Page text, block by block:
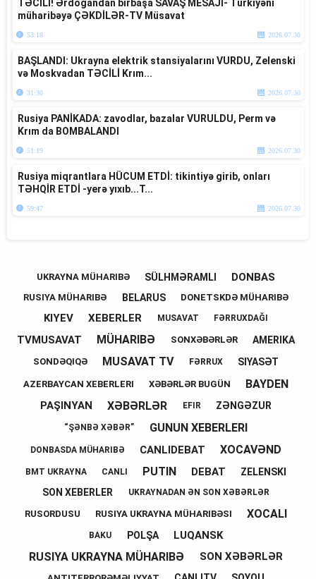
TƏCİLİ! Ərdoğandan birbaşa SAVAŞ MESAJI- Türkiyəni
müharibəyə ÇƏKDİLƏR-TV Müsavat
53:18 2026.07.30
BAŞLANDI: Ukrayna elektrik stansiyalarını VURDU, Zelenski
və Moskvadan TƏCİLİ Krım...
31:30 2026.07.30
Rusiya PANİKADA: zavodlar, bazalar VURULDU, Perm və
Krım da BOMBALANDI
51:19 2026.07.30
Rusiya miqrantlara HÜCUM ETDİ: tikintiyə girib, onları
TƏHQİR ETDİ -yerə yıxıb...T...
59:47 2026.07.30
UKRAYNA MÜHARIBƏ SÜLHMƏRAMLI DONBAS
RUSIYA MÜHARIBƏ BELARUS DONETSKDƏ MÜHARIBƏ
KIYEV XEBERLER MUSAVAT FƏRRUXDAĞI
TVMUSAVAT MÜHARIBƏ SONXƏBƏRLƏR AMERIKA
SONDƏQIQƏ MUSAVAT TV FƏRRUX SIYASƏT
AZERBAYCAN XEBERLERI XƏBƏRLƏR BUGÜN BAYDEN
PAŞINYAN XƏBƏRLƏR EFIR ZƏNGƏZUR
“ŞƏNBƏ XƏBƏR” GUNUN XEBERLERI
DONBASDA MÜHARIBƏ CANLIDEBAT XOCAVƏND
BMT UKRAYNA CANLI PUTIN DEBAT
ZELENSKI
SON XEBERLER
UKRAYNADAN ƏN SON XƏBƏRLƏR
RUSORDUSU RUSIYA UKRAYNA MÜHARIBƏSI XOCALI
BAKU POLŞA LUQANSK
RUSIYA UKRAYNA MÜHARIBƏ SON XƏBƏRLƏR